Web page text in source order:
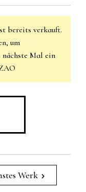
bereits verkauft.
um
Mal ein
Werk